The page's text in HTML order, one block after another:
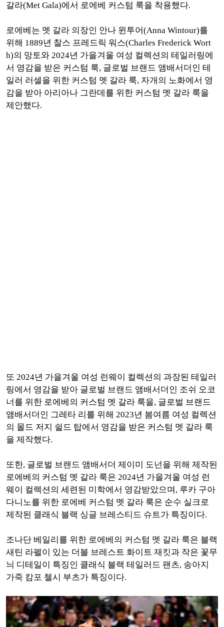
갈라(Met Gala)에서 로에베 커스텀 룩을 착용했다.
로에베는 멧 갈라 의장인 안나 윈투어(Anna Wintour)를
위해 1889년 찰스 프레드릭 워스(Charles Frederick Wort
h)의 망토와 2024년 가을겨울 여성 컬렉션의 테일러링에
서 영감을 받은 커스텀 룩, 글로벌 브랜드 앰배서더인 테
일러 러셀을 위한 커스텀 멧 갈라 룩, 자개의 노화에서 영
감을 받아 아리아나 그란데를 위한 커스텀 멧 갈라 룩을
제안했다.
또 2024년 가을겨울 여성 런웨이 컬렉션의 과장된 테일러
링에서 영감을 받아 글로벌 브랜드 앰배서더인 조쉬 오코
너를 위한 로에베의 커스텀 멧 갈라 룩을, 글로벌 브랜드
앰배서더인 그레타 리를 위해 2023년 봄여름 여성 컬렉션
의 몰드 저지 쉴드 탑에서 영감을 받은 커스텀 멧 갈라 룩
을 제작했다.
또한, 글로벌 브랜드 앰배서더 제이미 도넌을 위해 제작된
로에베의 커스텀 멧 갈라 룩은 2024년 가을겨울 여성 런
웨이 컬렉션의 세련된 미학에서 영감받았으며, 루카 구아
다니노를 위한 로에베 커스텀 멧 갈라 룩은 순수 실크로
제작된 클래식 블랙 싱글 브레스티드 슈트가 특징이다.
조나단 베일리를 위한 로에베의 커스텀 멧 갈라 룩은 블랙
새틴 라펠이 있는 더블 브레스트 화이트 재킷과 작은 꽃무
늬 디테일이 특징인 클래식 블랙 테일러드 팬츠, 송아지
가죽 캄포 첼시 부츠가 특징이다.